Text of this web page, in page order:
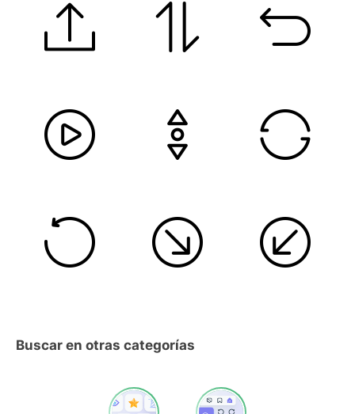
Buscar en otras categorías